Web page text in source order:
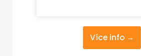
Více info →